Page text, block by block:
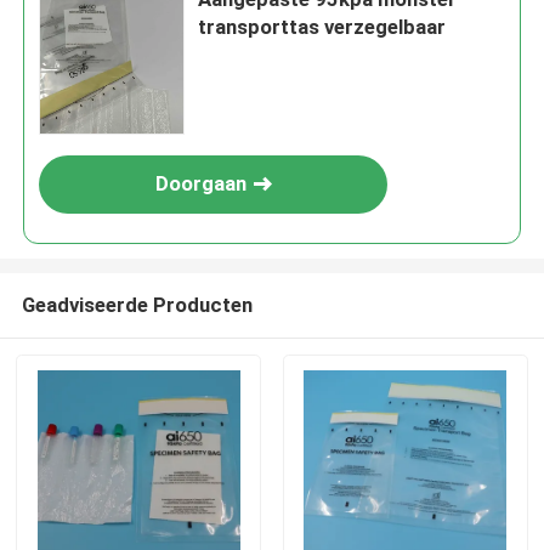
transporttas verzegelbaar
Doorgaan
Geadviseerde Producten